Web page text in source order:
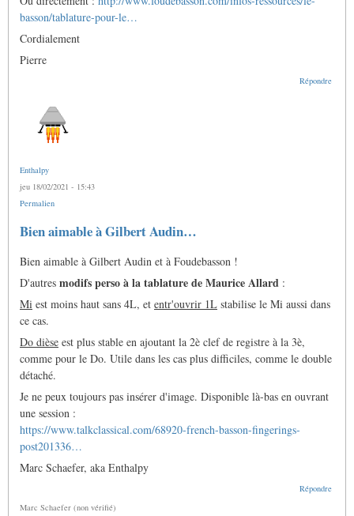
basson/tablature-pour-le…
Cordialement
Pierre
Répondre
Enthalpy
jeu 18/02/2021 - 15:43
Permalien
Bien aimable à Gilbert Audin…
Bien aimable à Gilbert Audin et à Foudebasson !
D'autres modifs perso à la tablature de Maurice Allard :
Mi est moins haut sans 4L, et entr'ouvrir 1L stabilise le Mi aussi dans
ce cas.
Do dièse est plus stable en ajoutant la 2è clef de registre à la 3è,
comme pour le Do. Utile dans les cas plus difficiles, comme le double
détaché.
Je ne peux toujours pas insérer d'image. Disponible là-bas en ouvrant
une session :
https://www.talkclassical.com/68920-french-basson-fingerings-
post201336…
Marc Schaefer, aka Enthalpy
Répondre
Marc Schaefer (non vérifié)